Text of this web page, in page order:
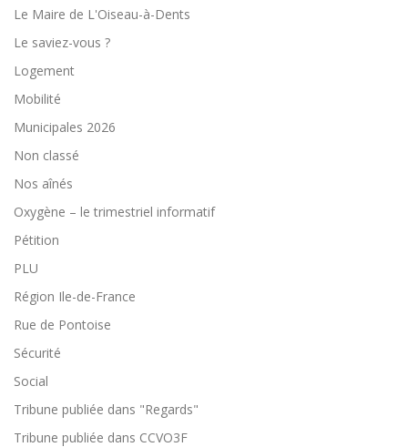
Le Maire de L'Oiseau-à-Dents
Le saviez-vous ?
Logement
Mobilité
Municipales 2026
Non classé
Nos aînés
Oxygène – le trimestriel informatif
Pétition
PLU
Région Ile-de-France
Rue de Pontoise
Sécurité
Social
Tribune publiée dans "Regards"
Tribune publiée dans CCVO3F